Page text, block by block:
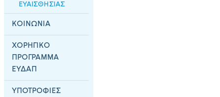
ΕΥΑΙΣΘΗΣΙΑΣ
ΚΟΙΝΩΝΙΑ
ΧΟΡΗΓΙΚΟ
ΠΡΟΓΡΑΜΜΑ
ΕΥΔΑΠ
ΥΠΟΤΡΟΦΙΕΣ